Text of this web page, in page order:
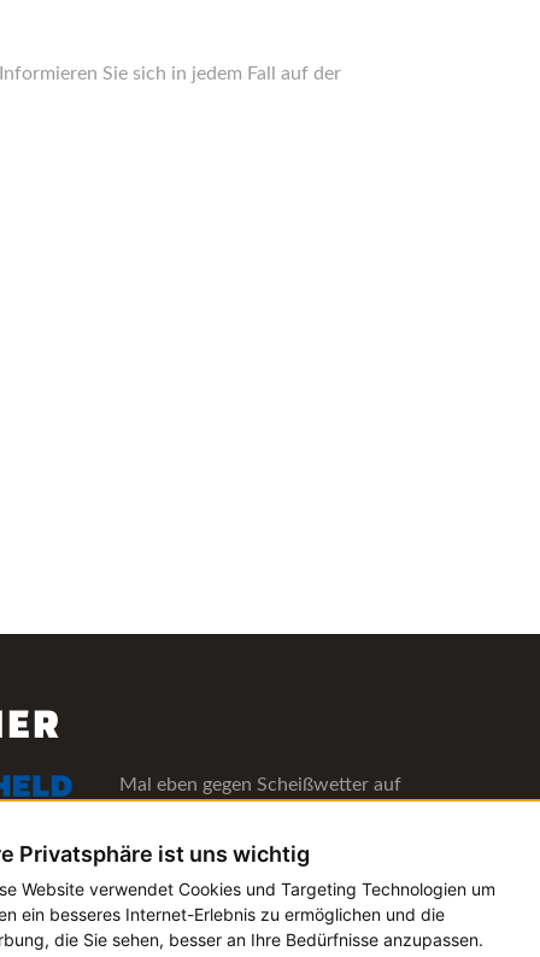
Privatsphäre ist uns wichtig
Website verwendet Cookies und Targeting Technologien um
ein besseres Internet-Erlebnis zu ermöglichen und die
die Sie sehen, besser an Ihre Bedürfnisse anzupassen.
Sie sich in jedem Fall auf der
Mal eben gegen Scheißwetter auf
Alle Informationen
Die Verwaltungs-Software für alle
Künstler- und Bookingagenturen